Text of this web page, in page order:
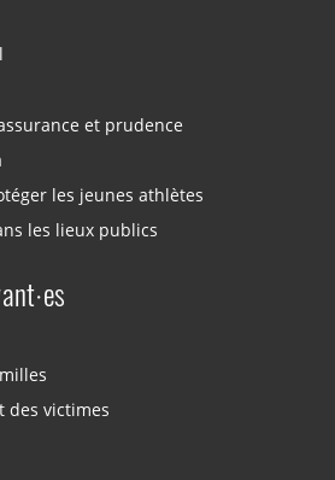
et prudence
les jeunes athlètes
les lieux publics
des victimes